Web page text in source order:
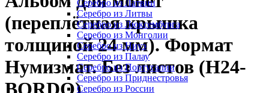
Серебро из Латвии
Серебро из Литвы
Серебро из Люксембурга
Серебро из Монголии
Серебро из Ниуэ
Серебро из Палау
Серебро из Португалии
Серебро из Приднестровья
Серебро из России
(переплётная крышка
толщиной 24 мм). Формат
Нумизмат. Без листов (H24-